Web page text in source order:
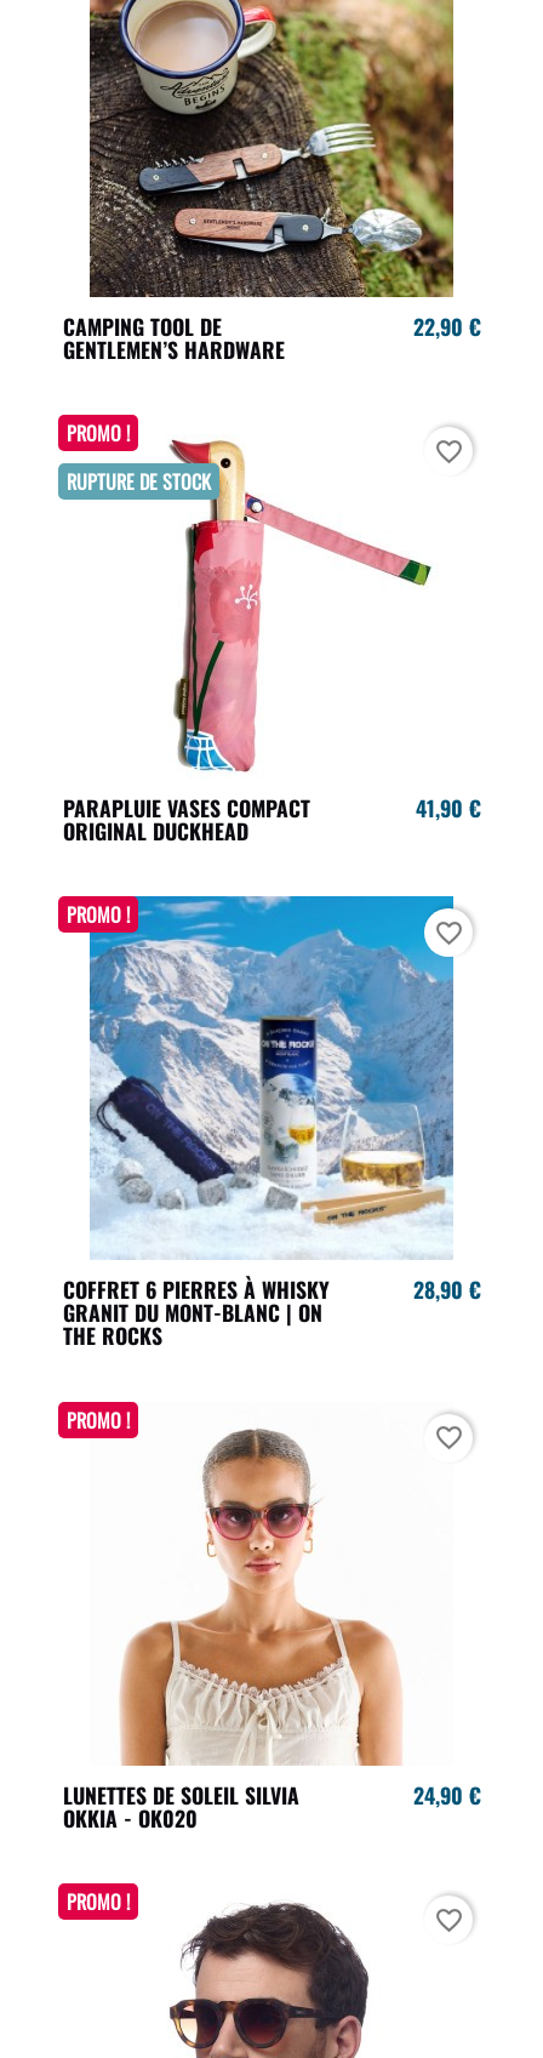
CAMPING TOOL DE
GENTLEMEN’S HARDWARE
22,90 €
PARAPLUIE VASES COMPACT
ORIGINAL DUCKHEAD
41,90 €
PROMO !
RUPTURE DE STOCK
favorite_border
COFFRET 6 PIERRES À WHISKY
GRANIT DU MONT-BLANC | ON
THE ROCKS
28,90 €
PROMO !
favorite_border
LUNETTES DE SOLEIL SILVIA
OKKIA - OK020
24,90 €
PROMO !
favorite_border
PROMO !
favorite_border